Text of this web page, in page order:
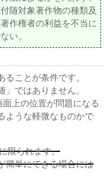
随対象著作物の種類及
作権者の利益を不当に
い。
ることが条件です。
ではありません。
上の位置が問題になる
ような軽微なものかで
限られます。
簡単にできる場合には